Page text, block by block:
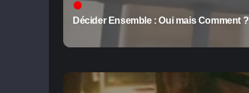
Décider Ensemble : Oui mais Comment ?